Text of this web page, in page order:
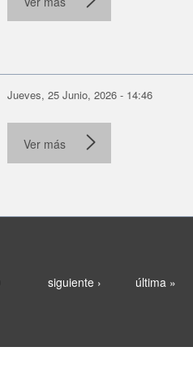
Jueves, 25 Junio, 2026 - 14:46
Ver más
siguiente › última »